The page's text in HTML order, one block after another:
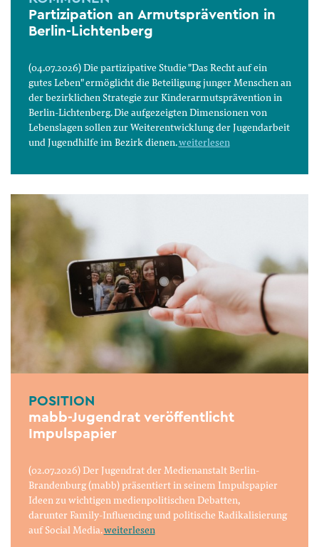
Partizipation an Armutsprävention in
Berlin-Lichtenberg
(04.07.2026) Die partizipative Studie "Das Recht auf ein
gutes Leben" ermöglicht die Beteiligung junger Menschen an
der bezirklichen Strategie zur Kinderarmutsprävention in
Berlin-Lichtenberg. Die aufgezeigten Dimensionen von
Lebenslagen sollen zur Weiterentwicklung der Jugendarbeit
und Jugendhilfe im Bezirk dienen.weiterlesen
POSITION
mabb-Jugendrat veröffentlicht
Impulspapier
(02.07.2026) Der Jugendrat der Medienanstalt Berlin-
Brandenburg (mabb) präsentiert in seinem Impulspapier
Ideen zu wichtigen medienpolitischen Debatten,
darunter Family-Influencing und politische Radikalisierung
auf Social Media.weiterlesen